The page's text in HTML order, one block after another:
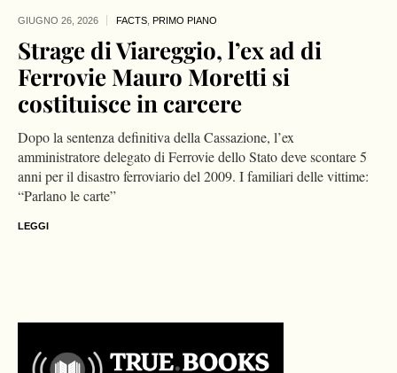
GIUGNO 26, 2026 FACTS PRIMO PIANO
Strage di Viareggio, l’ex ad di
Ferrovie Mauro Moretti si
costituisce in carcere
Dopo la sentenza definitiva della Cassazione, l’ex
amministratore delegato di Ferrovie dello Stato deve scontare 5
anni per il disastro ferroviario del 2009. I familiari delle vittime:
“Parlano le carte”
LEGGI